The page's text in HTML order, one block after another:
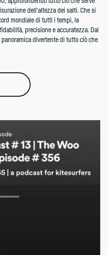
dell'altezza dei salti. Che si
mondiale di tutti i tempi, la
precisione e accuratezza. Dai
divertente di tutto ciò che